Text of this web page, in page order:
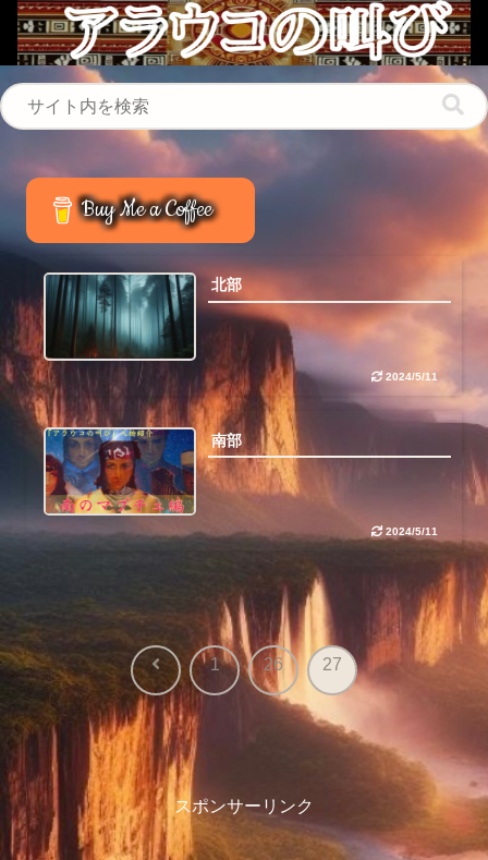
Buy Me a Coffee
北部
2024/5/11
南部
2024/5/11
前
へ
1 26 27
スポンサーリンク